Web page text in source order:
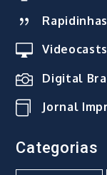
Rapidinhas
Videocasts
Digital
Jornal
Categorias